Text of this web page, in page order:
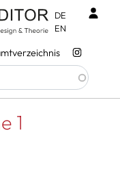
DE
EN
1
1